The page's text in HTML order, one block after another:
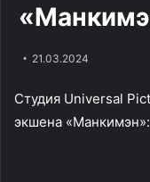
21.03.2024
Студия Universal
экшена «Манкимэн»: